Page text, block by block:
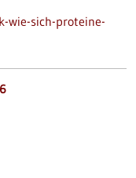
sich-proteine-